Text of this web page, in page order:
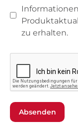
zu erhalten.
Absenden